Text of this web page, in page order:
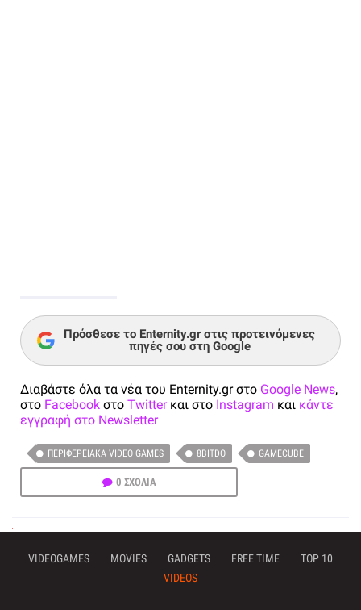
Πρόσθεσε το Enternity.gr στις προτεινόμενες
πηγές σου στη Google
Διαβάστε όλα τα νέα του Enternity.gr στο Google News,
στο Facebook στο Twitterκαι στο Instagram και κάντε
εγγραφή στο Newsletter
ΠΕΡΙΦΕΡΕΙΑΚΆ VIDEO GAMES 8BITDO GAMECUBE
0 ΣΧΟΛΙΑ
VIDEOGAMES MOVIES GADGETS FREE TIME
TOP 10
VIDEOS